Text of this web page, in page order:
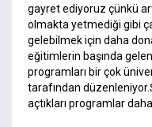
gayret ediyoruz çünkü
olmakta yetmediği gibi
gelebilmek için daha
eğitimlerin başında
programları bir çok
tarafından
açtıkları programlar